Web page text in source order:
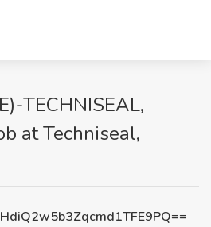
TECHNISEAL,
at Techniseal,